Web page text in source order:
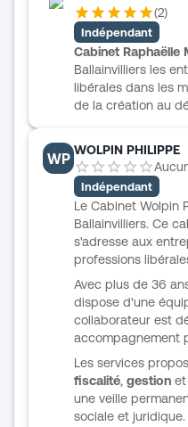
d’intervention ou
clairement établis.
reste la meilleure
l’organisation du
proposées.
(2)
Indépendant
Cabinet Raphaëlle
Ballainvilliers les
libérales dans les
de la création au
comptes, le
comptables,
approche de
comptabilité,
annuels, audits,
accompagnement
politiques :
personnalisé,
une
WP
WOLPIN PHILIPPE
Indépendant
Le Cabinet Wolpin
Ballainvilliers. Ce
s'adresse aux
professions
Avec plus de 36
dispose d'une
collaborateur est
accompagnement
Les services
fiscalité, gestion et
une veille
sociale et juridique.